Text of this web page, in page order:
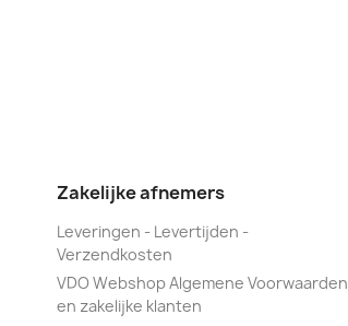
Zakelijke afnemers
Leveringen - Levertijden -
Verzendkosten
VDO Webshop Algemene Voorwaarden
en zakelijke klanten